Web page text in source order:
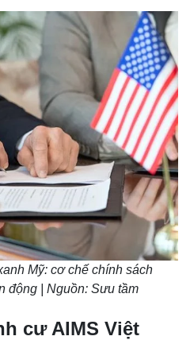
Mỹ: cơ chế chính sách
động | Nguồn: Sưu tầm
cư AIMS Việt